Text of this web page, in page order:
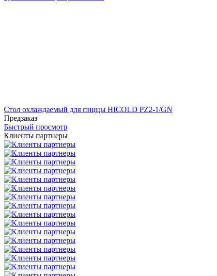
Стол охлаждаемый для пиццы HICOLD PZ2-1/GN
Предзаказ
Быстрый просмотр
Клиенты партнеры